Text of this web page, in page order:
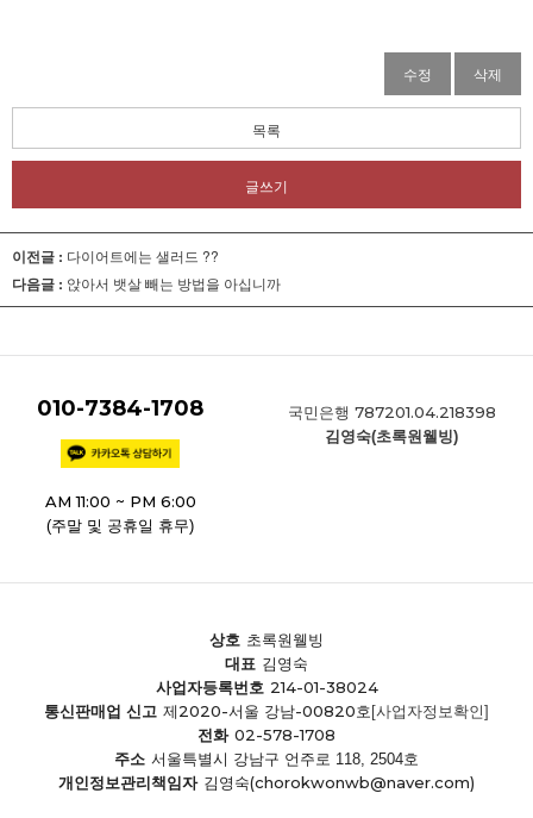
수정 삭제
목록
글쓰기
이전글 : 다이어트에는 샐러드 ??
다음글 : 앉아서 뱃살 빼는 방법을 아십니까
010-7384-1708
AM 11:00 ~ PM 6:00
(주말 및 공휴일 휴무)
국민은행 787201.04.218398
김영숙(초록원웰빙)
상호 초록원웰빙
대표 김영숙
사업자등록번호 214-01-38024
통신판매업 신고 제2020-서울 강남-00820호 [사업자정보확인]
전화 02-578-1708
주소 서울특별시 강남구 언주로 118, 2504호
개인정보관리책임자 김영숙(chorokwonwb@naver.com)